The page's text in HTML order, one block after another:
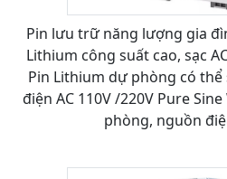
Pin lưu trữ năng lượng gia
Lithium công suất cao, sạc
Pin Lithium dự phòng có thể
điện AC 110V /220V Pure
phòng, nguồn